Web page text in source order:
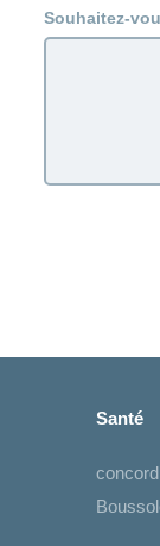
Souhaitez-
Santé